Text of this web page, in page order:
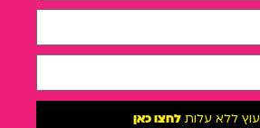
ללא עלות לחצו כאן